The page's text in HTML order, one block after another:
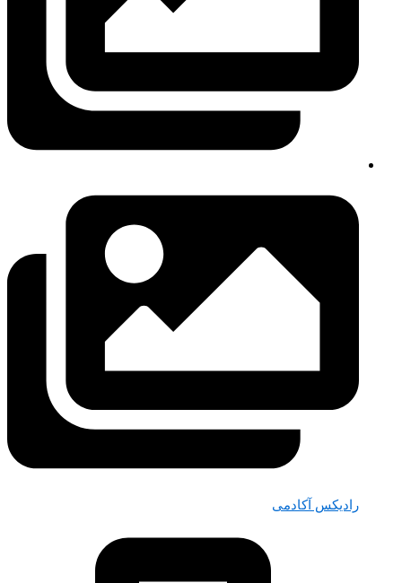
رادیکس آکادمی